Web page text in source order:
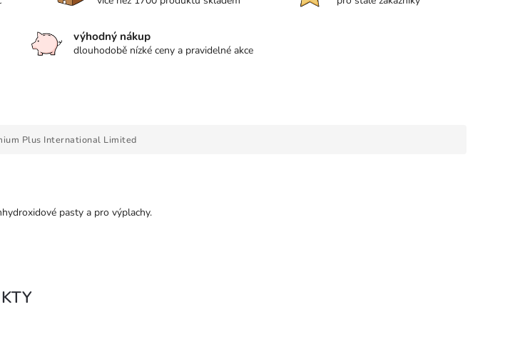
výhodný nákup
dlouhodobě nízké ceny a pravidelné akce
Plus International Limited
pasty a pro výplachy.